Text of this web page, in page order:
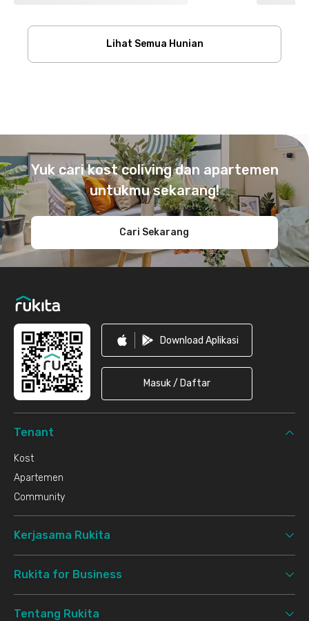
Lihat Semua Hunian
Yuk cari kost coliving dan apartemen
untukmu sekarang!
Cari Sekarang
Download Aplikasi
Masuk / Daftar
Tenant
Kost
Apartemen
Community
Kerjasama Rukita
Rukita for Business
Tentang Rukita